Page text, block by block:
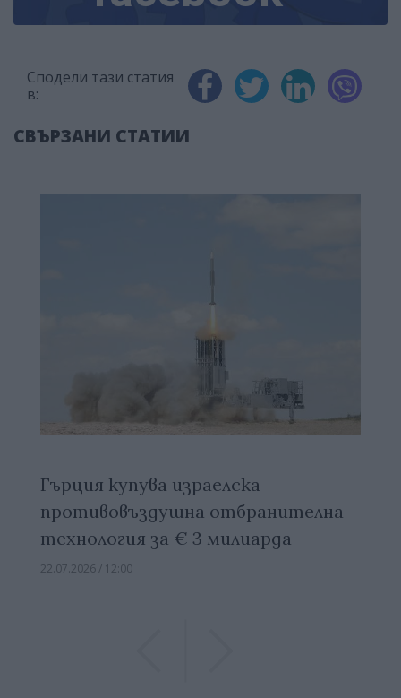
Сподели тази статия
в:
СВЪРЗАНИ СТАТИИ
Гърция купува израелска
противовъздушна отбранителна
технология за € 3 милиарда
22.07.2026 / 12:00